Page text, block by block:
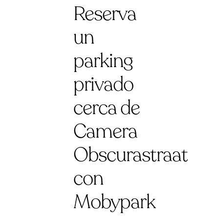
Reserva
un
parking
privado
cerca de
Camera
Obscurastraat
con
Mobypark